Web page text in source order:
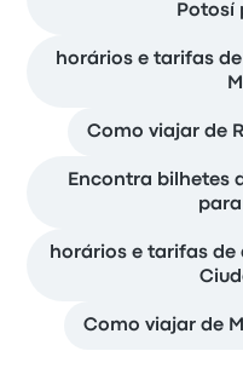
Potosí
horários e tarifas
Como viajar de
Encontra bilhetes
horários e tarifas de
Como viajar de